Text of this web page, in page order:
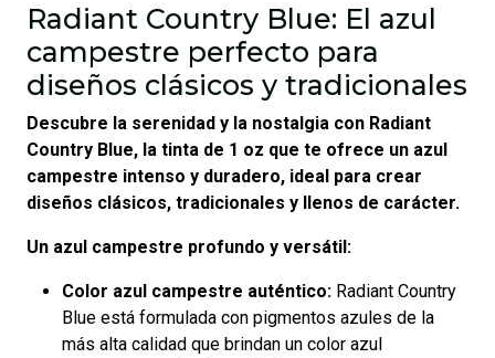
Radiant Country Blue: El azul
campestre perfecto para
diseños clásicos y tradicionales
Descubre la serenidad y la nostalgia con Radiant
Country Blue, la tinta de 1 oz que te ofrece un azul
campestre intenso y duradero, ideal para crear
diseños clásicos, tradicionales y llenos de carácter.
Un azul campestre profundo y versátil:
Color azul campestre auténtico: Radiant Country
Blue está formulada con pigmentos azules de la
más alta calidad que brindan un color azul